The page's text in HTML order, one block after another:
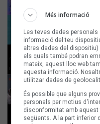
Més informació
Les teves dades
informació del teu
altres dades del dispositiu)
els quals també podran
mateix, aquest lloc web
aquesta informació.
utilitzar dades de
És possible que alguns
personals per motius
disconformitat amb
següents. A la part inferior